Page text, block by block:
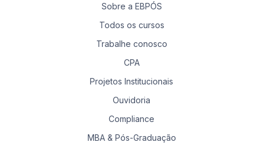
Sobre a EBPÓS
Todos os cursos
Trabalhe conosco
CPA
Projetos Institucionais
Ouvidoria
Compliance
MBA & Pós-Graduação